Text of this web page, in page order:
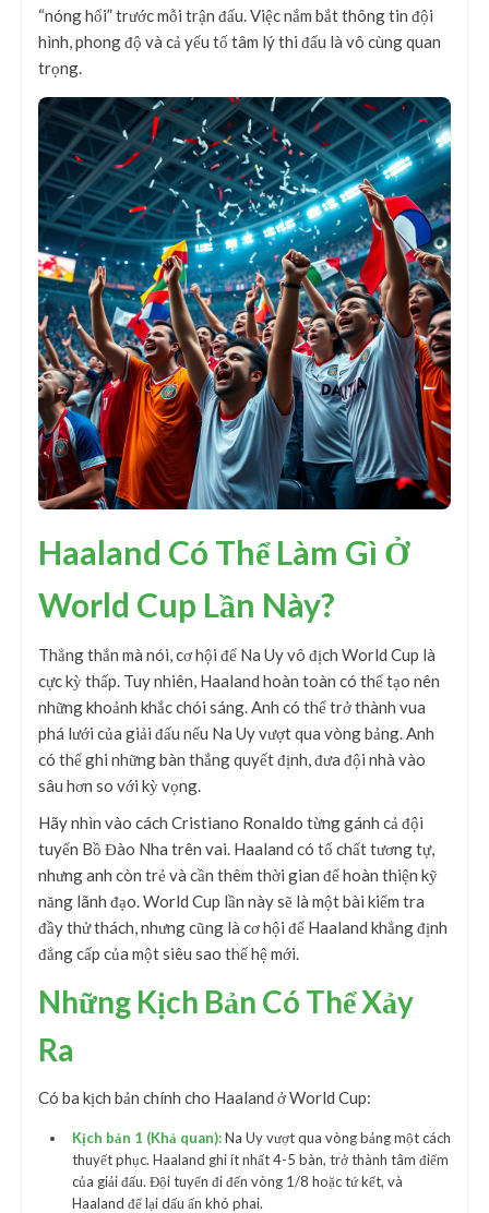
“nóng hổi” trước mỗi trận đấu. Việc nắm bắt thông tin đội
hình, phong độ và cả yếu tố tâm lý thi đấu là vô cùng quan
trọng.
Haaland Có Thể Làm Gì Ở
World Cup Lần Này?
Thẳng thắn mà nói, cơ hội để Na Uy vô địch World Cup là
cực kỳ thấp. Tuy nhiên, Haaland hoàn toàn có thể tạo nên
những khoảnh khắc chói sáng. Anh có thể trở thành vua
phá lưới của giải đấu nếu Na Uy vượt qua vòng bảng. Anh
có thể ghi những bàn thắng quyết định, đưa đội nhà vào
sâu hơn so với kỳ vọng.
Hãy nhìn vào cách Cristiano Ronaldo từng gánh cả đội
tuyển Bồ Đào Nha trên vai. Haaland có tố chất tương tự,
nhưng anh còn trẻ và cần thêm thời gian để hoàn thiện kỹ
năng lãnh đạo. World Cup lần này sẽ là một bài kiểm tra
đầy thử thách, nhưng cũng là cơ hội để Haaland khẳng định
đẳng cấp của một siêu sao thế hệ mới.
Những Kịch Bản Có Thể Xảy
Ra
Có ba kịch bản chính cho Haaland ở World Cup:
Kịch bản 1 (Khả quan):Na Uy vượt qua vòng bảng một cách
thuyết phục. Haaland ghi ít nhất 4-5 bàn, trở thành tâm điểm
của giải đấu. Đội tuyển đi đến vòng 1/8 hoặc tứ kết, và
Haaland để lại dấu ấn khó phai.